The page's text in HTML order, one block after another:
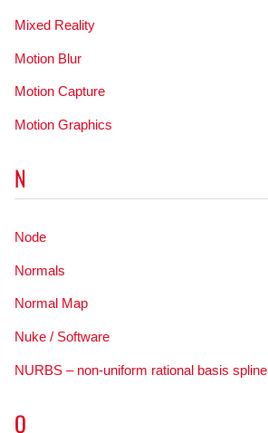
Mixed Reality
Motion Blur
Motion Capture
Motion Graphics
N
Node
Normals
Normal Map
Nuke / Software
NURBS – non-uniform rational basis spline
O